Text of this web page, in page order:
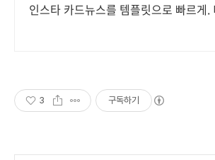
인스타 카드뉴스를 템플릿으로 빠르게
3 구독하기